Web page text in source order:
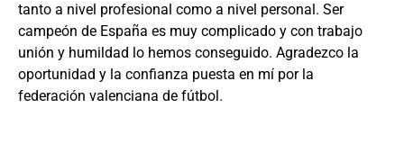
tanto a nivel profesional como a nivel personal. Ser
campeón de España es muy complicado y con trabajo
unión y humildad lo hemos conseguido. Agradezco la
oportunidad y la confianza puesta en mí por la
federación valenciana de fútbol.